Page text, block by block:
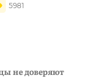
5981
не доверяют